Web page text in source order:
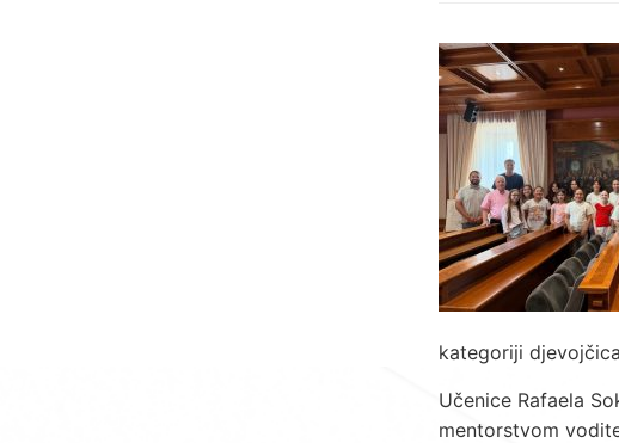
kategoriji
Učenice Rafaela
mentorstvom